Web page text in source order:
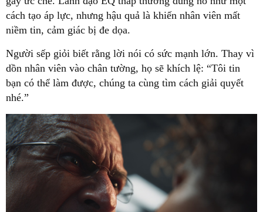
cách tạo áp lực, nhưng hậu quả là khiến nhân viên mất
niềm tin, cảm giác bị đe dọa.
Người sếp giỏi biết rằng lời nói có sức mạnh lớn. Thay vì
dồn nhân viên vào chân tường, họ sẽ khích lệ: “Tôi tin
bạn có thể làm được, chúng ta cùng tìm cách giải quyết
nhé.”